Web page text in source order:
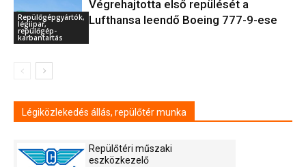
Repülőgépgyártók,
légiipar,
repülőgép-
karbantartás
Végrehajtotta első repülését a
Lufthansa leendő Boeing 777-9-ese
Légiközlekedés állás, repülőtér munka
Repülőtéri műszaki
eszközkezelő